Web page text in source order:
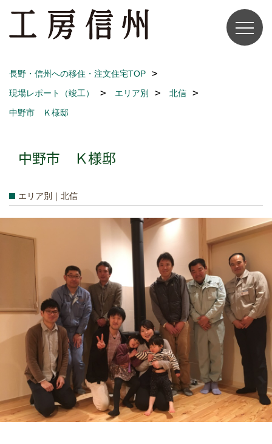
長野・信州への移住・注文住宅TOP
現場レポート（竣工）
エリア別
北信
中野市 Ｋ様邸
中野市 Ｋ様邸
エリア別｜北信